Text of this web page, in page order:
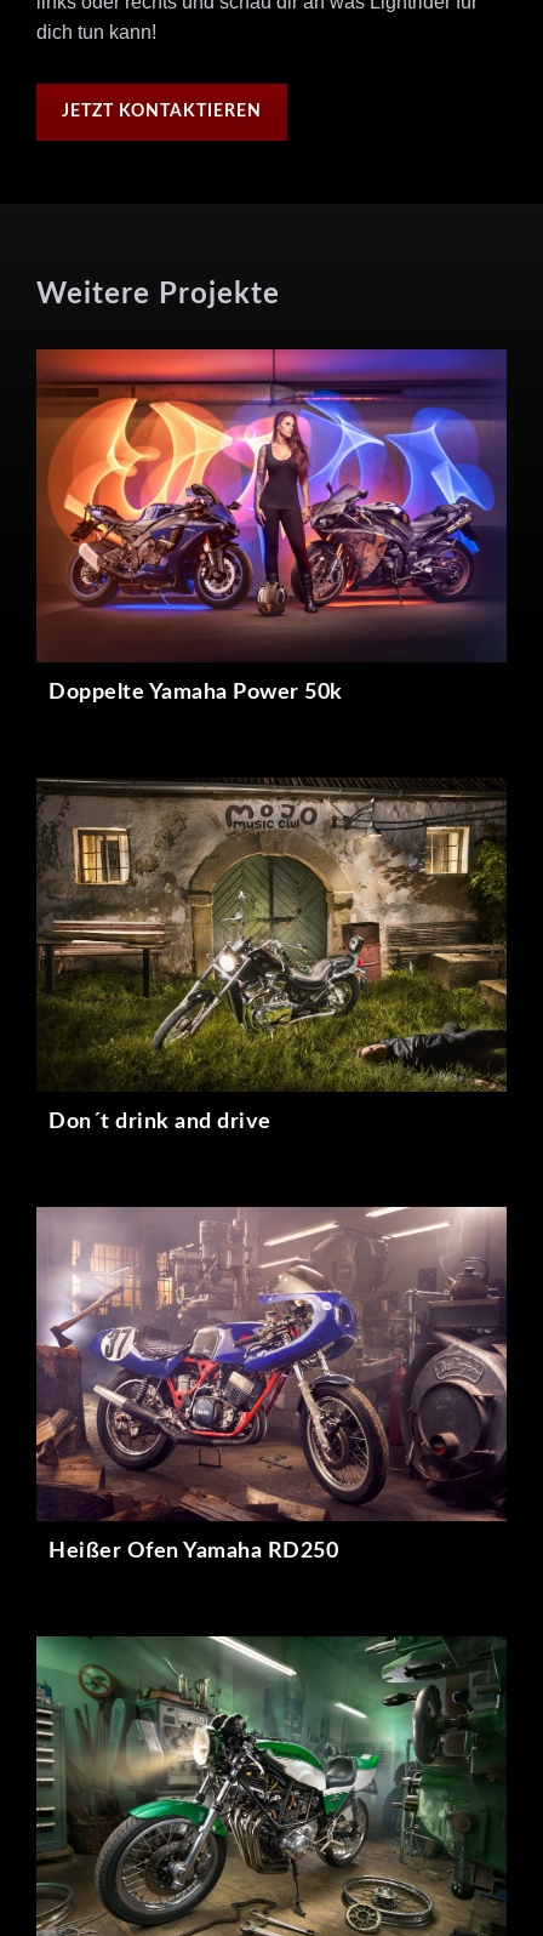
dich tun kann!
JETZT KONTAKTIEREN
Weitere Projekte
Doppelte Yamaha Power 50k
Don´t drink and drive
Heißer Ofen Yamaha RD250